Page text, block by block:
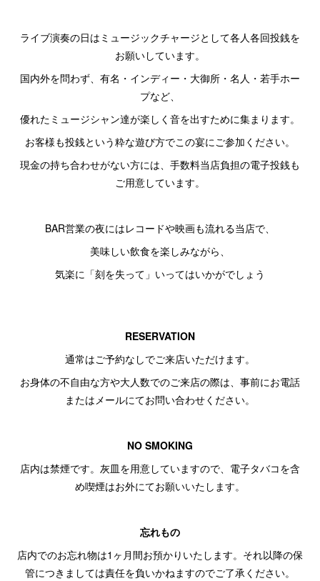
ライブ演奏の日はミュージックチャージとして各人各回投銭を
お願いしています。
国内外を問わず、有名・インディー・大御所・名人・若手ホー
プなど、
優れたミュージシャン達が楽しく音を出すために集まります。
お客様も投銭という粋な遊び方でこの宴にご参加ください。
現金の持ち合わせがない方には、手数料当店負担の電子投銭も
ご用意しています。
BAR営業の夜にはレコードや映画も流れる当店で、
美味しい飲食を楽しみながら、
気楽に「刻を失って」いってはいかがでしょう
RESERVATION
通常はご予約なしでご来店いただけます。
お身体の不自由な方や大人数でのご来店の際は、事前にお電話
またはメールにてお問い合わせください。
NO SMOKING
店内は禁煙です。灰皿を用意していますので、電子タバコを含
め喫煙はお外にてお願いいたします。
忘れもの
店内でのお忘れ物は1ヶ月間お預かりいたします。それ以降の保
管につきましては責任を負いかねますのでご了承ください。